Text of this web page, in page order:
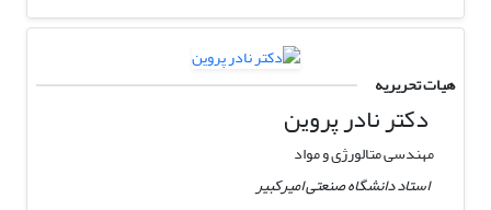
هیات تحریریه
دکتر نادر پروین
مهندسی متالورژی و مواد
استاد دانشگاه صنعتی امیرکبیر